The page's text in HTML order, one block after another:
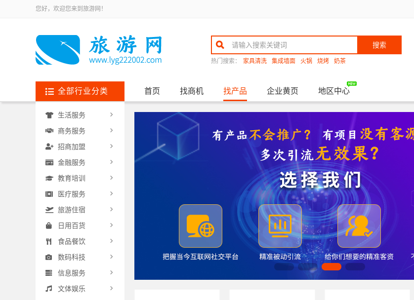
您好，欢迎您来到旅游网！
搜索
热门搜索： 家具清洗 集成墙面 火锅 烧烤 奶茶
全部行业分类 首页 找商机 找产品 企业黄页 地区中心
生活服务
商务服务
招商加盟
金融服务
教育培训
医疗服务
旅游住宿
日用百货
食品餐饮
数码科技
信息服务
文体娱乐